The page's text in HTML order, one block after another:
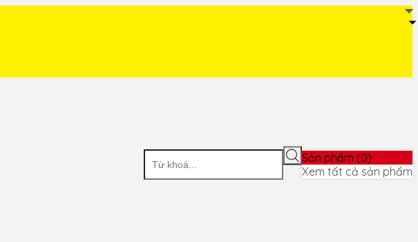
Sản phẩm (0)
Xem tất cả sản phẩm